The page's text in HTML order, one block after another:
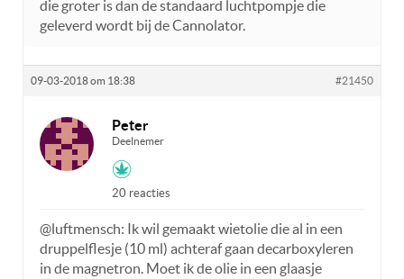
die groter is dan de standaard luchtpompje die
geleverd wordt bij de Cannolator.
09-03-2018 om 18:38 #21450
Peter
Deelnemer
20 reacties
@luftmensch: Ik wil gemaakt wietolie die al in een
druppelflesje (10 ml) achteraf gaan decarboxyleren
in de magnetron. Moet ik de olie in een glaasje